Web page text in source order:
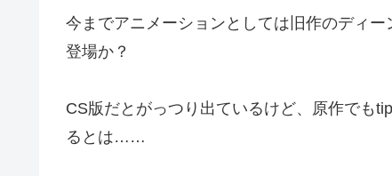
今までアニメーションとしては旧作のディ
登場か？
CS版だとがっつり出ているけど、原作でも
るとは……